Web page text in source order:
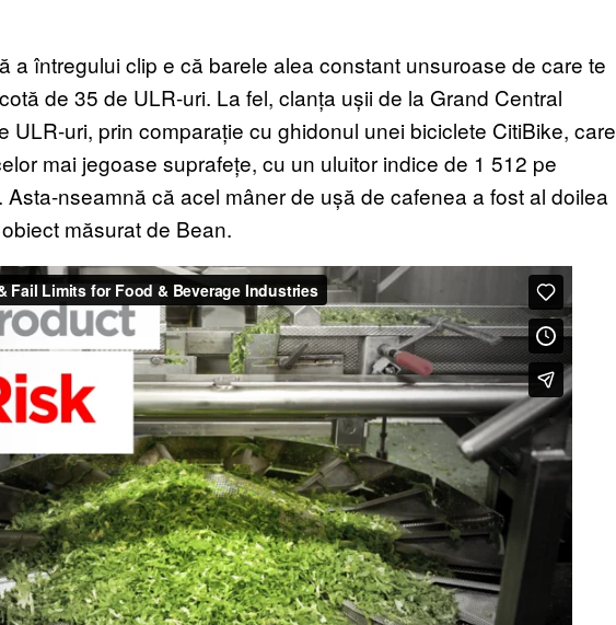
a întregului clip e că barele alea constant unsuroase de care te
de 35 de ULR-uri. La fel, clanța ușii de la Grand Central
ULR-uri, prin comparație cu ghidonul unei biciclete CitiBike, care
mai jegoase suprafețe, cu un uluitor indice de 1 512 pe
nseamnă că acel mâner de ușă de cafenea a fost al doilea
măsurat de Bean.